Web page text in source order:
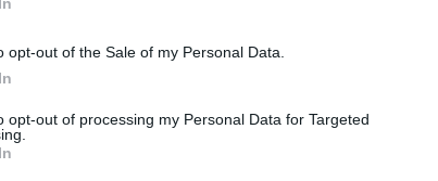
opt-out of the Sale of my Personal Data.
opt-out of processing my Personal Data for Targeted
με παροδικές νεφώσεις στα ορεινά. Οι άνεμοι
μποφόρ, τοπικά έως 6 σε Σποράδες και
έως 26 βαθμούς Κελσίου.